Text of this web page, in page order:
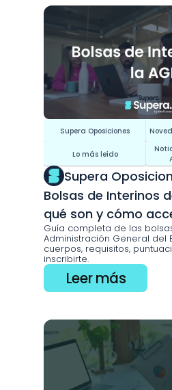
Supera Oposiciones
Lo más leído
Supera
Bolsas de Interinos
qué son y cómo
Guía completa de las
Administración General del
cuerpos, requisitos,
inscribirte.
Leer más